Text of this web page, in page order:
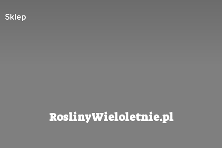
Sklep
RoslinyWieloletnie.pl